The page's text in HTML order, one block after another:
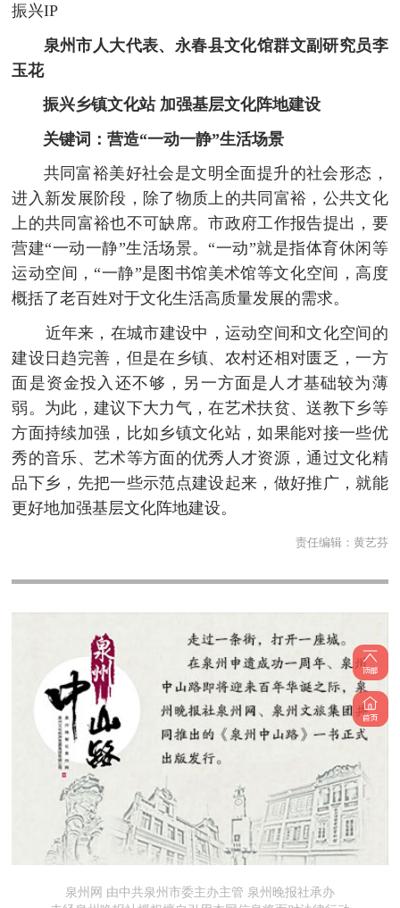
振兴IP
泉州市人大代表、永春县文化馆群文副研究员李
玉花
振兴乡镇文化站 加强基层文化阵地建设
关键词：营造“一动一静”生活场景
共同富裕美好社会是文明全面提升的社会形态，
进入新发展阶段，除了物质上的共同富裕，公共文化
上的共同富裕也不可缺席。市政府工作报告提出，要
营建“一动一静”生活场景。“一动”就是指体育休闲等
运动空间，“一静”是图书馆美术馆等文化空间，高度
概括了老百姓对于文化生活高质量发展的需求。
近年来，在城市建设中，运动空间和文化空间的
建设日趋完善，但是在乡镇、农村还相对匮乏，一方
面是资金投入还不够，另一方面是人才基础较为薄
弱。为此，建议下大力气，在艺术扶贫、送教下乡等
方面持续加强，比如乡镇文化站，如果能对接一些优
秀的音乐、艺术等方面的优秀人才资源，通过文化精
品下乡，先把一些示范点建设起来，做好推广，就能
更好地加强基层文化阵地建设。
责任编辑： 黄艺芬
泉州网 由中共泉州市委主办主管 泉州晚报社承办